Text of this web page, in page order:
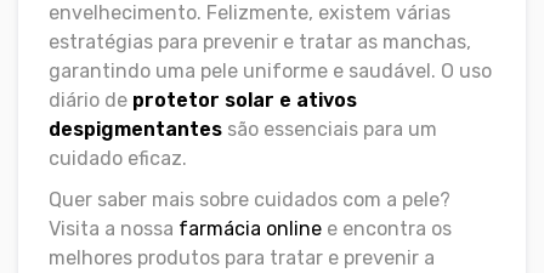
envelhecimento. Felizmente, existem várias
estratégias para prevenir e tratar as manchas,
garantindo uma pele uniforme e saudável. O uso
diário de protetor solar e ativos
despigmentantes são essenciais para um
cuidado eficaz.
Quer saber mais sobre cuidados com a pele?
Visita a nossa farmácia online e encontra os
melhores produtos para tratar e prevenir a